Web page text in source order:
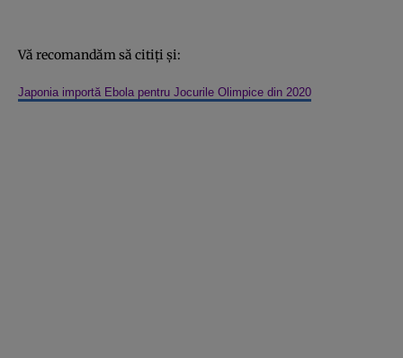
Vă recomandăm să citiţi şi:
Japonia importă Ebola pentru Jocurile Olimpice din 2020